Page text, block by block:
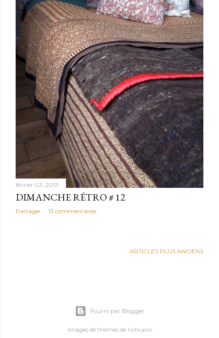
février 03, 2013
DIMANCHE RÉTRO # 12
Partager 13 commentaires
ARTICLES PLUS ANCIENS
Fourni par Blogger
Images de thèmes de richcano